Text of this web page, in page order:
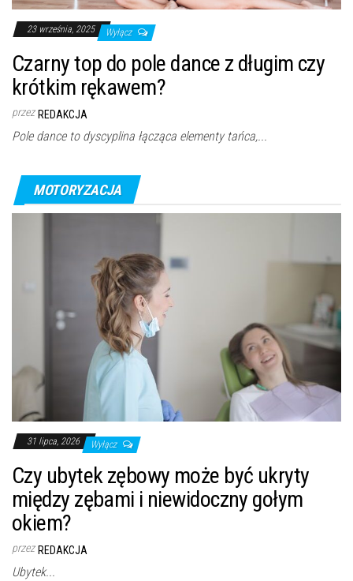
23 września, 2025 Wyłącz
Czarny top do pole dance z długim czy
krótkim rękawem?
przez REDAKCJA
Pole dance to dyscyplina łącząca elementy tańca,...
MOTORYZACJA
31 lipca, 2026 Wyłącz
Czy ubytek zębowy może być ukryty
między zębami i niewidoczny gołym
okiem?
przez REDAKCJA
Ubytek...